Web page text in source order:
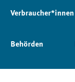
Verbraucher*innen
Behörden